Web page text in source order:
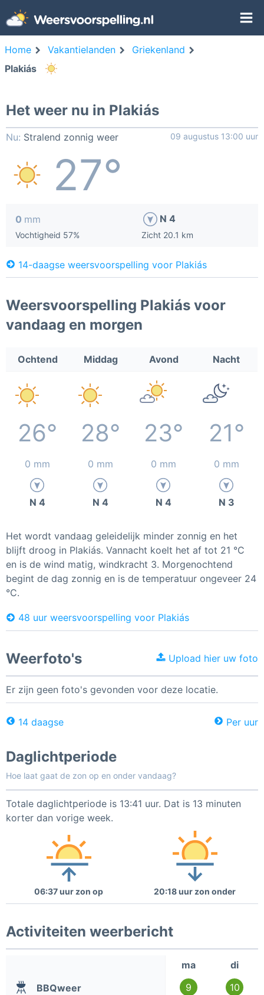
Home Vakantielanden
Griekenland
Plakiás
Het weer nu in Plakiás
Nu: Stralend zonnig weer 09 augustus 13:00 uur
27°
0 mm
Vochtigheid 57%
N 4
Zicht 20.1 km
14-daagse weersvoorspelling voor Plakiás
Weersvoorspelling Plakiás voor
vandaag en morgen
Ochtend Middag Avond Nacht
26° 28° 23° 21°
0 mm 0 mm 0 mm 0 mm
N 4 N 4 N 4 N 3
Het wordt vandaag geleidelijk minder zonnig en het
blijft droog in Plakiás. Vannacht koelt het af tot 21 °C
en is de wind matig, windkracht 3. Morgenochtend
begint de dag zonnig en is de temperatuur ongeveer 24
°C.
48 uur weersvoorspelling voor Plakiás
Weerfoto's Upload hier uw foto
Er zijn geen foto's gevonden voor deze locatie.
14 daagse Per uur
Daglichtperiode
Hoe laat gaat de zon op en onder vandaag?
Totale daglichtperiode is 13:41 uur. Dat is 13 minuten
korter dan vorige week.
06:37 uur zon op 20:18 uur zon onder
Activiteiten weerbericht
ma
di
BBQweer
9 10